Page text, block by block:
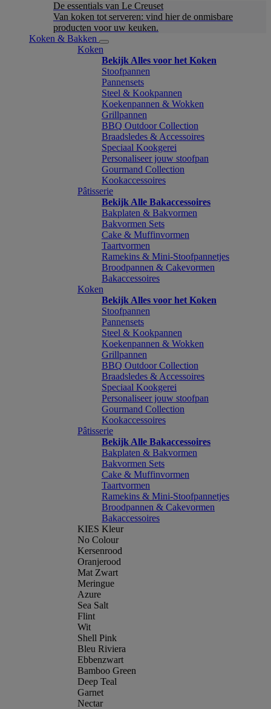
De essentials van Le Creuset
Van koken tot serveren: vind hier de onmisbare
producten voor uw keuken.
Koken & Bakken
Koken
Bekijk Alles voor het Koken
Stoofpannen
Pannensets
Steel & Kookpannen
Koekenpannen & Wokken
Grillpannen
BBQ Outdoor Collection
Braadsledes & Accessoires
Speciaal Kookgerei
Personaliseer jouw stoofpan
Gourmand Collection
Kookaccessoires
Pâtisserie
Bekijk Alle Bakaccessoires
Bakplaten & Bakvormen
Bakvormen Sets
Cake & Muffinvormen
Taartvormen
Ramekins & Mini-Stoofpannetjes
Broodpannen & Cakevormen
Bakaccessoires
Koken
Bekijk Alles voor het Koken
Stoofpannen
Pannensets
Steel & Kookpannen
Koekenpannen & Wokken
Grillpannen
BBQ Outdoor Collection
Braadsledes & Accessoires
Speciaal Kookgerei
Personaliseer jouw stoofpan
Gourmand Collection
Kookaccessoires
Pâtisserie
Bekijk Alle Bakaccessoires
Bakplaten & Bakvormen
Bakvormen Sets
Cake & Muffinvormen
Taartvormen
Ramekins & Mini-Stoofpannetjes
Broodpannen & Cakevormen
Bakaccessoires
KIES Kleur
No Colour
Kersenrood
Oranjerood
Mat Zwart
Meringue
Azure
Sea Salt
Flint
Wit
Shell Pink
Bleu Riviera
Ebbenzwart
Bamboo Green
Deep Teal
Garnet
Nectar